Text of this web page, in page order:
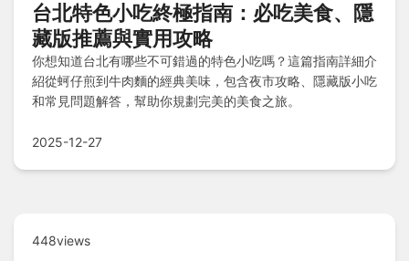
台北特色小吃終極指南：必吃美食、隱
藏版推薦與實用攻略
你想知道台北有哪些不可錯過的特色小吃嗎？這篇指南詳細介
紹從蚵仔煎到牛肉麵的經典美味，包含夜市攻略、隱藏版小吃
和常見問題解答，幫助你規劃完美的美食之旅。
2025-12-27
448views